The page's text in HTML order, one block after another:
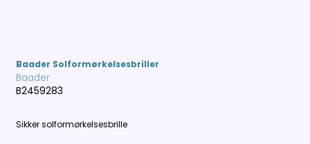
Baader Solformørkelsesbriller
Baader
B2459283
Sikker solformørkelsesbrille